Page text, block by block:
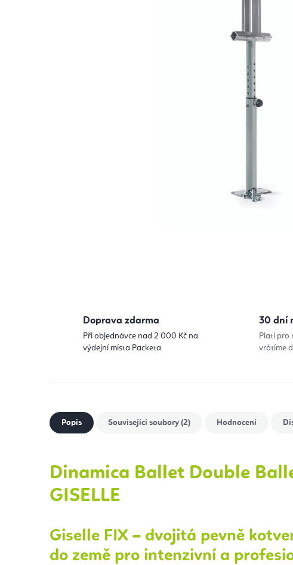
Doprava zdarma
Při objednávce nad 2 000 Kč na
výdejní místa Packeta
30 dní
Platí pro
vrátíme
Popis Související soubory (2) Hodnocení
Dinamica Ballet Double
GISELLE
Giselle FIX – dvojitá pevně
do země pro intenzivní a